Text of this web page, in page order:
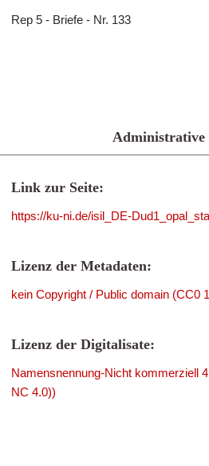
Rep 5 - Briefe - Nr. 133
Administrative
Link zur Seite:
https://ku-ni.de/isil_DE-
Lizenz der Metadaten:
kein Copyright / Public domain (CC0
Lizenz der Digitalisate:
Namensnennung-Nicht kommerziell
NC 4.0))